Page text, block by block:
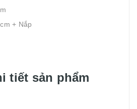
+ Nắp
tiết sản phẩm